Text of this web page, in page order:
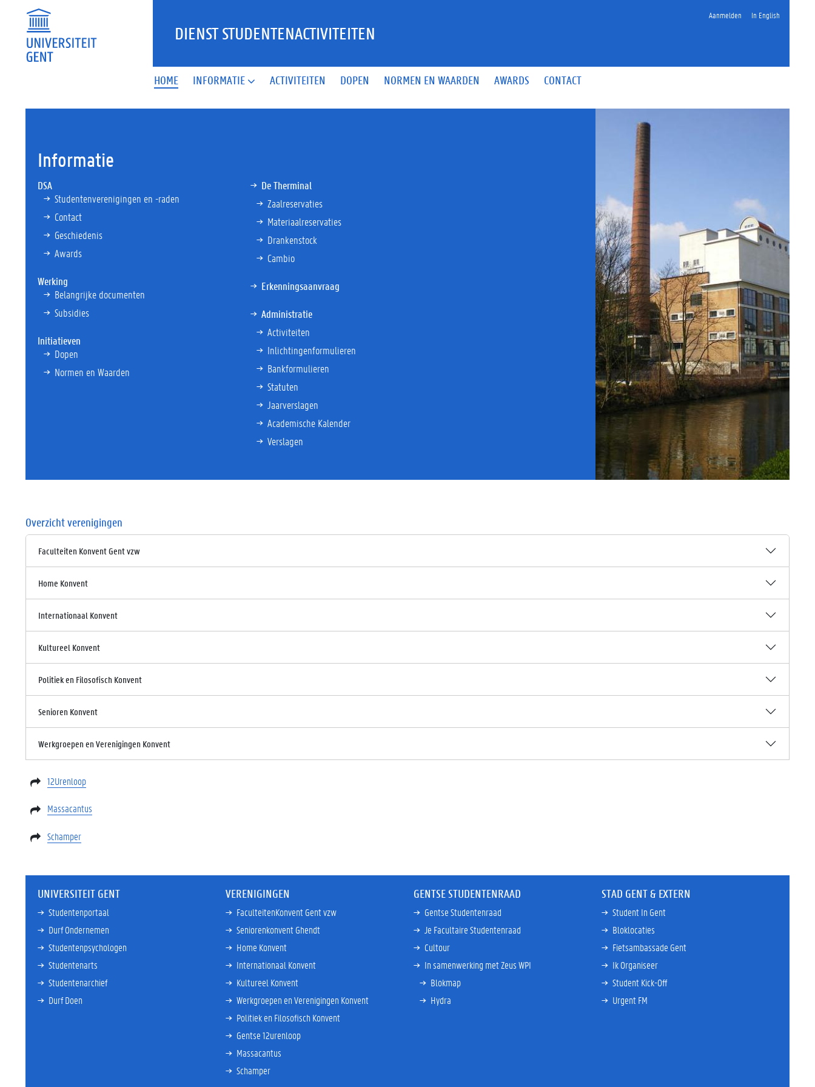
DIENST STUDENTENACTIVITEITEN
Aanmelden In English
HOME INFORMATIE ACTIVITEITEN DOPEN NORMEN EN WAARDEN AWARDS CONTACT
Informatie
DSA
Studentenverenigingen en -raden
Contact
Geschiedenis
Awards
Werking
Belangrijke documenten
Subsidies
Initiatieven
Dopen
Normen en Waarden
De Therminal
Zaalreservaties
Materiaalreservaties
Drankenstock
Cambio
Erkenningsaanvraag
Administratie
Activiteiten
Inlichtingenformulieren
Bankformulieren
Statuten
Jaarverslagen
Academische Kalender
Verslagen
Overzicht verenigingen
Faculteiten Konvent Gent vzw
Home Konvent
Internationaal Konvent
Kultureel Konvent
Politiek en Filosofisch Konvent
Senioren Konvent
Werkgroepen en Verenigingen Konvent
12Urenloop
Massacantus
Schamper
UNIVERSITEIT GENT
Studentenportaal
Durf Ondernemen
Studentenpsychologen
Studentenarts
Studentenarchief
Durf Doen
VERENIGINGEN
FaculteitenKonvent Gent vzw
Seniorenkonvent Ghendt
Home Konvent
Internationaal Konvent
Kultureel Konvent
Werkgroepen en Verenigingen Konvent
Politiek en Filosofisch Konvent
Gentse 12urenloop
Massacantus
Schamper
GENTSE STUDENTENRAAD
Gentse Studentenraad
Je Facultaire Studentenraad
Cultour
In samenwerking met Zeus WPI
Blokmap
Hydra
STAD GENT & EXTERN
Student In Gent
Bloklocaties
Fietsambassade Gent
Ik Organiseer
Student Kick-Off
Urgent FM